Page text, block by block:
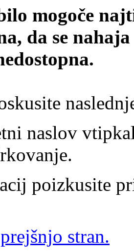
mogoče
da se
naslov
poizkusite
prejšnjo stran.